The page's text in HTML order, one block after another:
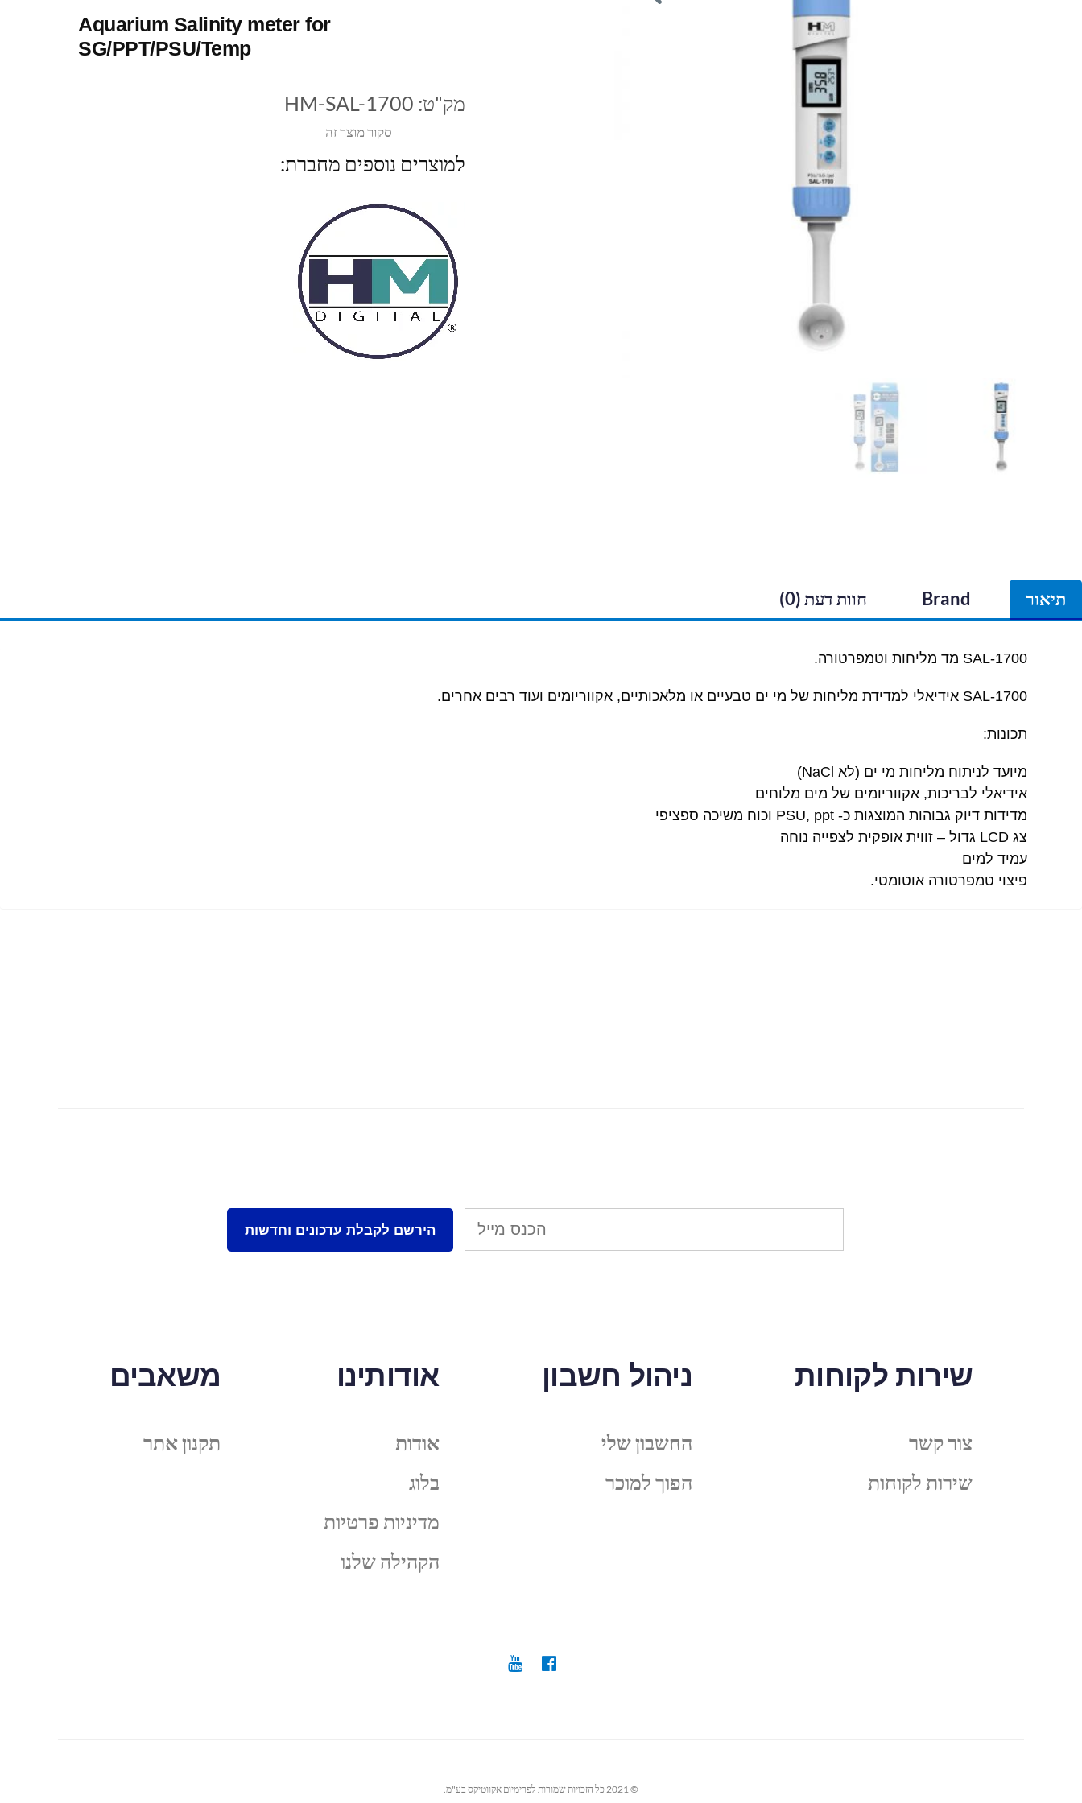
Aquarium Salinity meter for
SG/PPT/PSU/Temp
סקור מוצר זה
מק"ט: HM-SAL-1700
למוצרים נוספים מחברת:
תיאור Brand חוות דעת (0)
SAL-1700 מד מליחות וטמפרטורה.
SAL-1700 אידיאלי למדידת מליחות של מי ים טבעיים או מלאכותיים, אקווריומים ועוד רבים אחרים.
תכונות:
מיועד לניתוח מליחות מי ים (לא NaCl)
אידיאלי לבריכות, אקווריומים של מים מלוחים
מדידות דיוק גבוהות המוצגות כ- PSU, ppt וכוח משיכה ספציפי
צג LCD גדול – זווית אופקית לצפייה נוחה
עמיד למים
פיצוי טמפרטורה אוטומטי.
שירות לקוחות
צור קשר
שירות לקוחות
ניהול חשבון
החשבון שלי
הפוך למוכר
אודותינו
אודות
בלוג
מדיניות פרטיות
הקהילה שלנו
משאבים
תקנון אתר
© 2021 כל הזכויות שמורות לפרימיום אקווטיקס בע"מ.